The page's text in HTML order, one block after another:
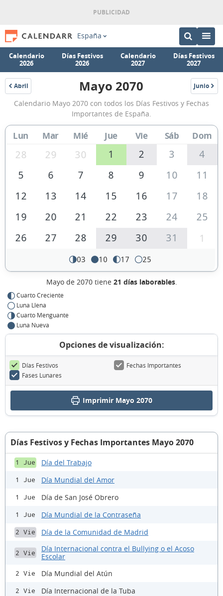
España
Calendario
2026
Días Festivos
2026
Calendario
2027
Días Festivos
2027
Abril
2070
Calendario
Mayo
2070
de
España
Mayo 2070 Junio
2070
Calendario Mayo 2070 con todos los Días Festivos y Fechas
Importantes de España.
Lun Mar Mié Jue Vie Sáb Dom
28 29 30 1 2 3
4
5
6 7 8 9 10
11
12
13 14 15 16 17
18
19
20 21 22 23 24
25
26
27 28 29 30 31 1
03 10 17 25
Mayo de 2070 tiene 21 días laborables.
Cuarto Creciente
Luna Llena
Cuarto Menguante
Luna Nueva
Opciones de visualización:
Días Festivos
Fechas Importantes
Fases Lunares
Imprimir Mayo 2070
Días Festivos y Fechas Importantes Mayo 2070
1 Jue Día del Trabajo
1 Jue Día Mundial del Amor
1 Jue Día de San José Obrero
1 Jue Día Mundial de la Contraseña
2 Vie Día de la Comunidad de Madrid
2 Vie
Día Internacional contra el Bullying o el Acoso
Escolar
2 Vie Día Mundial del Atún
2 Vie Día Internacional de la Tuba